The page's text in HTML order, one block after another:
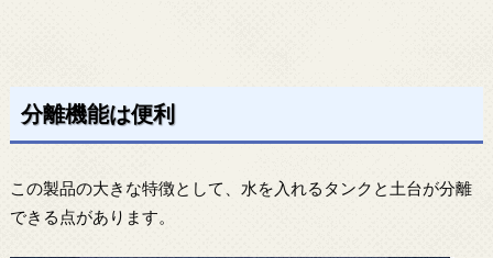
分離機能は便利
この製品の大きな特徴として、水を入れるタンクと土台が分離
できる点があります。